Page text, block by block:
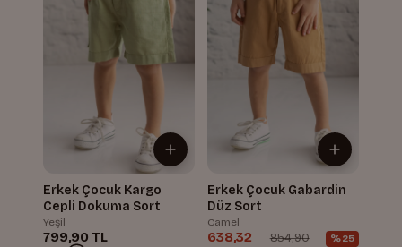
Erkek Çocuk Kargo
Cepli Dokuma Sort
Yeşil
799,90 TL
Erkek Çocuk Gabardin
Düz Sort
Camel
638,32
854,90
%25